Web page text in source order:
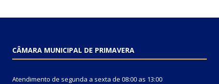
CÂMARA MUNICIPAL DE PRIMAVERA
Atendimento de segunda a sexta de 08:00 as 13:00